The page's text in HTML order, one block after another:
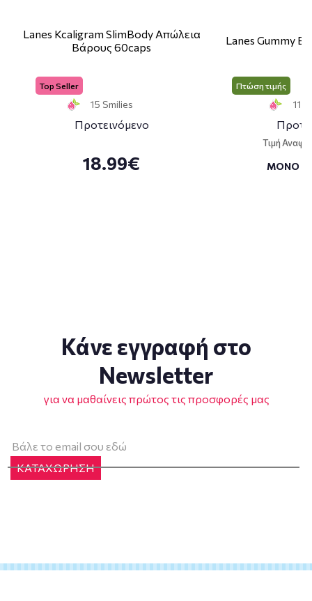
Lanes Kcaligram SlimBody Απώλεια
Βάρους 60caps
Top Seller
15 Smilies
Προτεινόμενο
18.99€
Lanes Gummy
Πτώση τιμής
11
Τιμή
ΜΟΝΟ
Κάνε εγγραφή στο
Newsletter
για να μαθαίνεις πρώτος τις προσφορές μας
ΚΑΤΑΧΩΡΗΣΗ